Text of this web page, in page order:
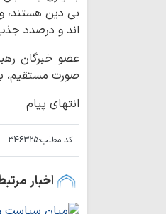
اند و درصدد
عضو خبرگان
صورت مستقیم،
انتهای پیام
کد مطلب:346325
اخبار